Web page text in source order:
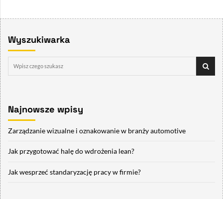
Wyszukiwarka
Najnowsze wpisy
Zarządzanie wizualne i oznakowanie w branży automotive
Jak przygotować halę do wdrożenia lean?
Jak wesprzeć standaryzację pracy w firmie?